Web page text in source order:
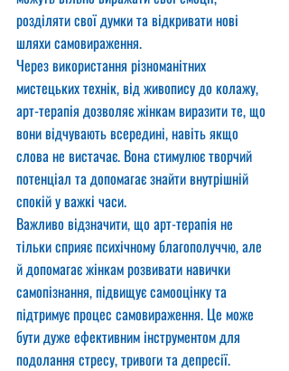
розділяти свої думки та відкривати нові
шляхи самовираження.
Через використання різноманітних
мистецьких технік, від живопису до колажу,
арт-терапія дозволяє жінкам виразити те, що
вони відчувають всередині, навіть якщо
слова не вистачає. Вона стимулює творчий
потенціал та допомагає знайти внутрішній
спокій у важкі часи.
Важливо відзначити, що арт-терапія не
тільки сприяє психічному благополуччю, але
й допомагає жінкам розвивати навички
самопізнання, підвищує самооцінку та
підтримує процес самовираження. Це може
бути дуже ефективним інструментом для
подолання стресу, тривоги та депресії.